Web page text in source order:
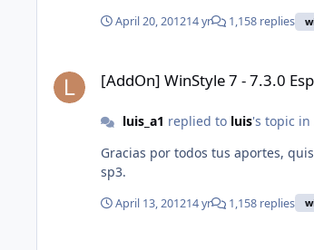
April 20, 201214 yr 1,158 replies
[AddOn] WinStyle 7 - 7.3.0
luis_a1 replied to luis's topic in
Gracias por todos tus aportes,
sp3.
April 13, 201214 yr 1,158 replies